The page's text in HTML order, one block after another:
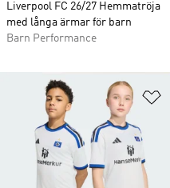
Liverpool FC 26/27 Hemmatröja
med långa ärmar för barn
Barn Performance